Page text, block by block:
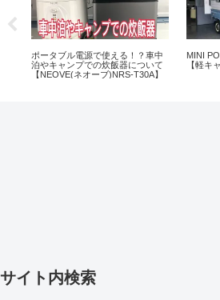
ポータブル電源で使える！？車中
泊やキャンプでの炊飯器について
【NEOVE(ネオーブ)NRS-T30A】
MINI
【軽キ
サイト内検索